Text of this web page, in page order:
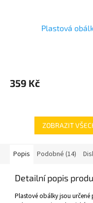
Plastová
359 Kč
ZOBRAZIT
Popis Podobné (14)
Detailní popis
Plastové obálky jsou